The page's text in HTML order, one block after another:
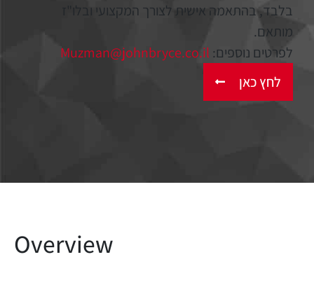
בלבד, בהתאמה אישית לצורך המקצועי ובלו"ז
מותאם.
לפרטים נוספים: Muzman@johnbryce.co.il
לחץ כאן